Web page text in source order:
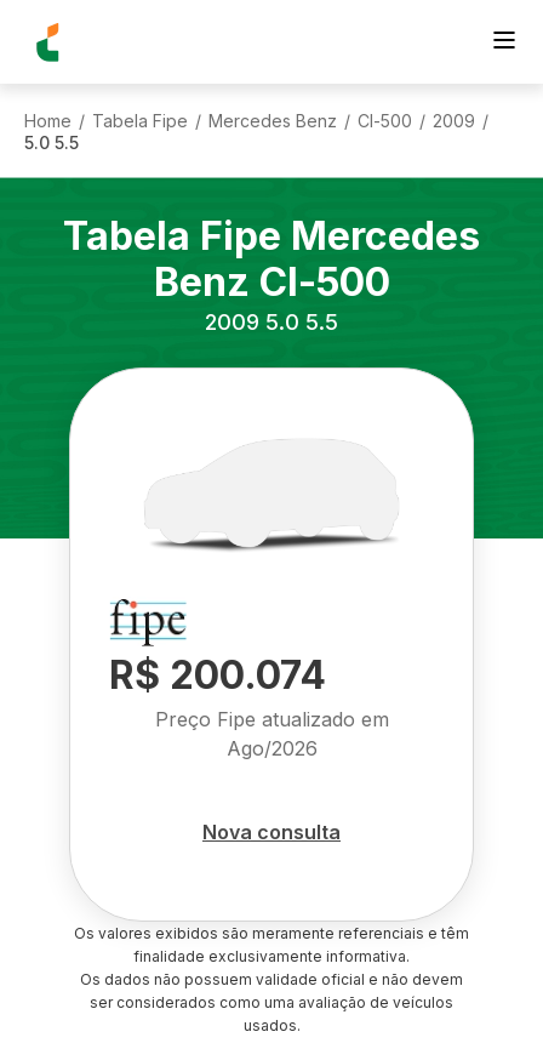
Home / Tabela Fipe / Mercedes Benz / Cl-500 / 2009 /
5.0 5.5
Tabela Fipe Mercedes
Benz Cl-500
2009 5.0 5.5
R$ 200.074
Preço Fipe atualizado em
Ago/2026
Nova consulta
Os valores exibidos são meramente referenciais e têm
finalidade exclusivamente informativa.
Os dados não possuem validade oficial e não devem
ser considerados como uma avaliação de veículos
usados.